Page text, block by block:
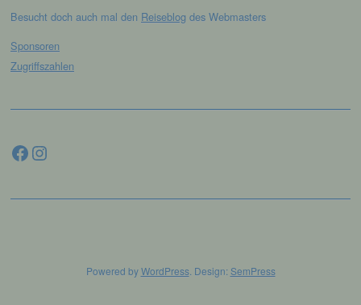
Besucht doch auch mal den Reiseblog des Webmasters
Sponsoren
Zugriffszahlen
Facebook
Powered byWordPress. Design: SemPress
Verarbeitung personenbezogener Daten, die
darin besteht, dass diese
die sich auf eine natürliche Person beziehen,
personenbezogener Daten in einer Weise,